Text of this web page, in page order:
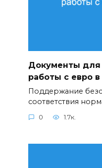
Документы для
работы с евро в
Поддержание
соответствия
0 1.7к.